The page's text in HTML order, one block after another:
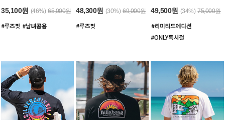
35,100원 (46%) 65,000원 48,300원 (30%) 69,000원 49,500원 (34%) 75,000원